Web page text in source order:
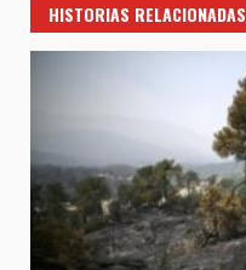
HISTORIAS RELACIONADAS